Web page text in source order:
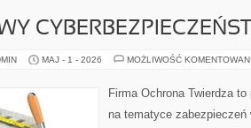
MAJ - 1 - 2026 MOŻLIWOŚĆ
Firma Ochrona Twierdza
na tematyce